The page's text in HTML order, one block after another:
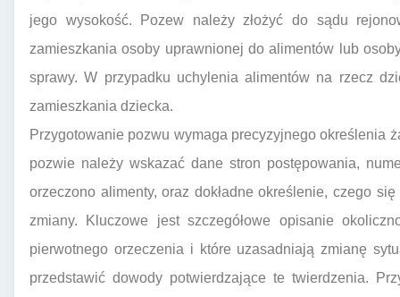
jego wysokość. Pozew należy złożyć do sądu
zamieszkania osoby uprawnionej do alimentów lub
sprawy. W przypadku uchylenia alimentów na rzecz
zamieszkania dziecka.
Przygotowanie pozwu wymaga precyzyjnego określenia
pozwie należy wskazać dane stron postępowania,
orzeczono alimenty, oraz dokładne określenie, czego
zmiany. Kluczowe jest szczegółowe opisanie
pierwotnego orzeczenia i które uzasadniają zmianę
przedstawić dowody potwierdzające te twierdzenia.